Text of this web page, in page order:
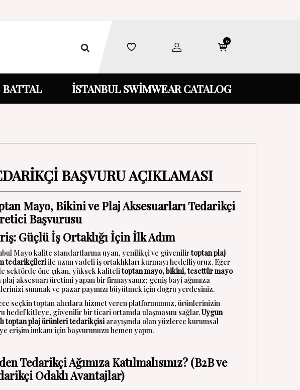
0
BATTAL İSTANBUL SWİMWEAR CATALOG
BAŞVURU AÇIKLAMASI
Mayo, Bikini ve Plaj Aksesuarları Tedarikçi
Başvurusu
Güçlü İş Ortaklığı İçin İlk Adım
Mayo kalite standartlarına uyan, yenilikçi ve güvenilirtoptan plaj
tedarikçileriile uzun vadeli iş ortaklıkları kurmayı hedefliyoruz. Eğer
sektörde öne çıkan, yüksek kalitelitoptan mayo, bikini, tesettür mayo
plaj aksesuarı üretimi yapan bir firmaysanız; geniş bayi ağımıza
sunmak ve pazar payınızı büyütmek için doğru yerdesiniz.
seçkin toptan alıcılara hizmet veren platformumuz, ürünlerinizin
hedef kitleye, güvenilir bir ticari ortamda ulaşmasını sağlar.Uygun
toptan plaj ürünleri tedarikçisiarayışında olan yüzlerce kurumsal
erişim imkanı için başvurunuzu hemen yapın.
Tedarikçi Ağımıza Katılmalısınız? (B2B ve
Odaklı Avantajlar)